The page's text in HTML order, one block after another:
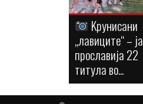
Kрунисани
„лавиците“ – ја
прославија 22
титула во...